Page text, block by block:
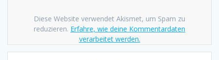
Diese Website verwendet Akismet, um Spam zu
reduzieren. Erfahre, wie deine Kommentardaten
verarbeitet werden.